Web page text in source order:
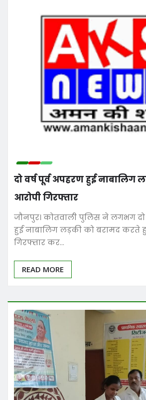
दो वर्ष पूर्व अपहरण हुई नाबालिग
आरोपी गिरफ्तार
जौनपुर। कोतवाली पुलिस ने लगभग दो
हुई नाबालिग लड़की को बरामद करते
गिरफ्तार कर…
READ MORE